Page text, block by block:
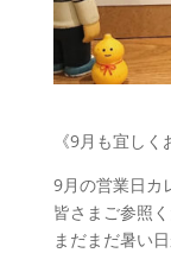
《9月も宜しく
9月の営業日カ
皆さまご参照く
まだまだ暑い